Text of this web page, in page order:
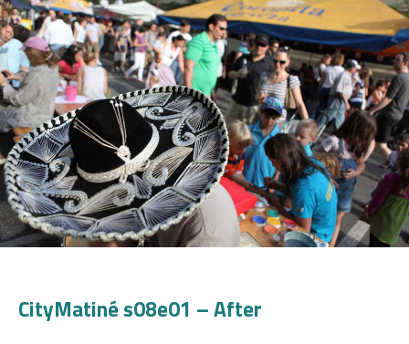
CityMatiné s08e01 – After